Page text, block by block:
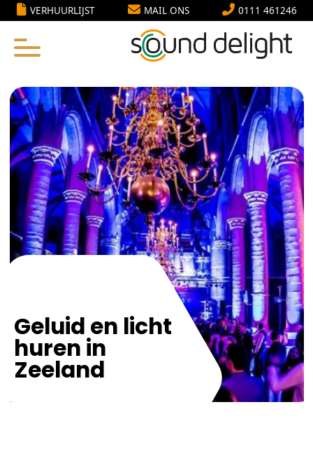
VERHUURLIJST MAIL ONS 0111 461246
Geluid en licht
huren in
Zeeland